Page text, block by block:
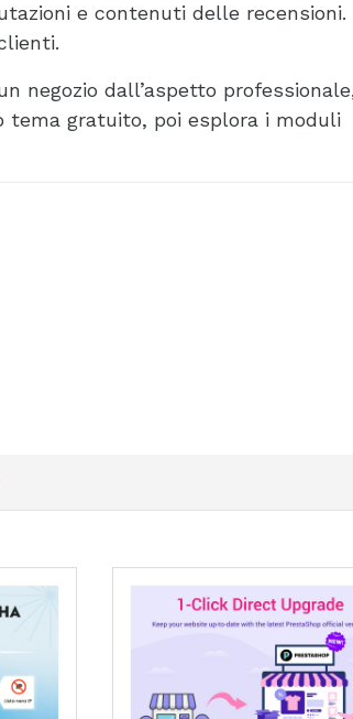
e contenuti delle recensioni.
negozio dall’aspetto
tema gratuito, poi esplora i moduli